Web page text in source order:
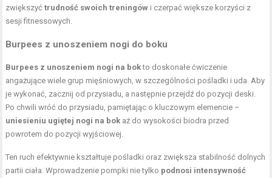
zwiększyćtrudność swoich treningów i czerpać większe korzyści z
sesji fitnessowych.
Burpees z unoszeniem nogi do boku
Burpees z unoszeniem nogi na bokto doskonałe ćwiczenie
angażujące wiele grup mięśniowych, w szczególności pośladki i uda. Aby
je wykonać, zacznij od przysiadu, a następnie przejdź do pozycji deski.
Po chwili wróć do przysiadu, pamiętając o kluczowym elemencie –
uniesieniu ugiętej nogi na bok aż do wysokości biodra przed
powrotem do pozycji wyjściowej.
Ten ruch efektywnie kształtuje pośladki oraz zwiększa stabilność dolnych
partii ciała. Wprowadzenie pompki nie tylko podnosi intensywność